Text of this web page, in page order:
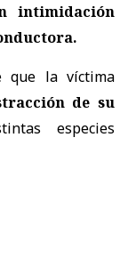
intimidación
que la víctima
de su
especies